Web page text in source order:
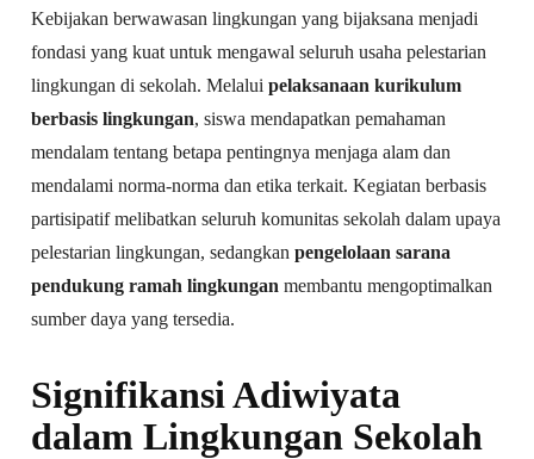
Kebijakan berwawasan lingkungan yang bijaksana menjadi
fondasi yang kuat untuk mengawal seluruh usaha pelestarian
lingkungan di sekolah. Melaluipelaksanaan kurikulum
berbasis lingkungan, siswa mendapatkan pemahaman
mendalam tentang betapa pentingnya menjaga alam dan
mendalami norma-norma dan etika terkait. Kegiatan berbasis
partisipatif melibatkan seluruh komunitas sekolah dalam upaya
pelestarian lingkungan, sedangkanpengelolaan sarana
pendukung ramah lingkungan membantu mengoptimalkan
sumber daya yang tersedia.
Signifikansi Adiwiyata
dalam Lingkungan Sekolah